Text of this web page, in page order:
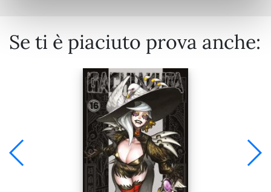
Se ti è piaciuto prova anche: